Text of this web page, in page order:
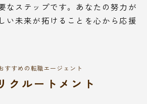
なステップです。あなたの努力が
い未来が拓けることを心から応援
すすめの転職エージェント
クルートメント